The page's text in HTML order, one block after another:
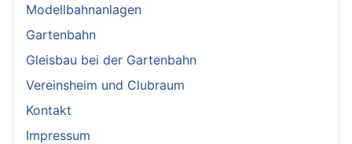
Modellbahnanlagen
Gartenbahn
Gleisbau bei der Gartenbahn
Vereinsheim und Clubraum
Kontakt
Impressum